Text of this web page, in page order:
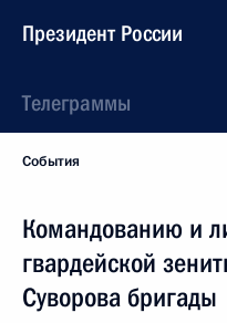
Президент России
Телеграммы
События
Командованию и
гвардейской
Суворова бригады